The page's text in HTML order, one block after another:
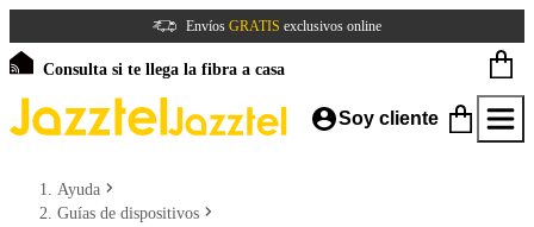
Envíos GRATIS exclusivos online
Consulta si te llega la fibra a casa
Soy cliente
Ayuda
Guías de dispositivos